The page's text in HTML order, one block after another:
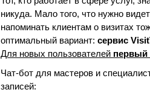
никуда. Мало того, что нужно
напоминать клиентам о визитах
оптимальный вариант: сервис
Для новых пользователей первый
Чат-бот для мастеров и
записей: